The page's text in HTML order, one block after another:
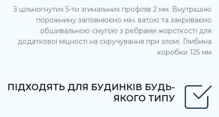
З цільногнутих 5-ти згинальних профілів 2 мм. Внутрішню
порожнину заповнюємо мін. ватою та закриваємо
обшивальною смугою з ребрами жорсткості для
додаткової міцності на скручування при зломі. Глибина
коробки 125 мм
ПІДХОДЯТЬ ДЛЯ БУДИНКІВ БУДЬ-
ЯКОГО ТИПУ